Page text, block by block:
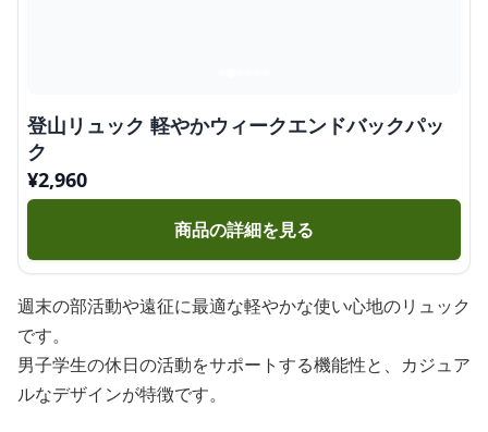
登山リュック 軽やかウィークエンドバックパッ
ク
¥2,960
商品の詳細を見る
週末の部活動や遠征に最適な軽やかな使い心地のリュック
です。
男子学生の休日の活動をサポートする機能性と、カジュア
ルなデザインが特徴です。